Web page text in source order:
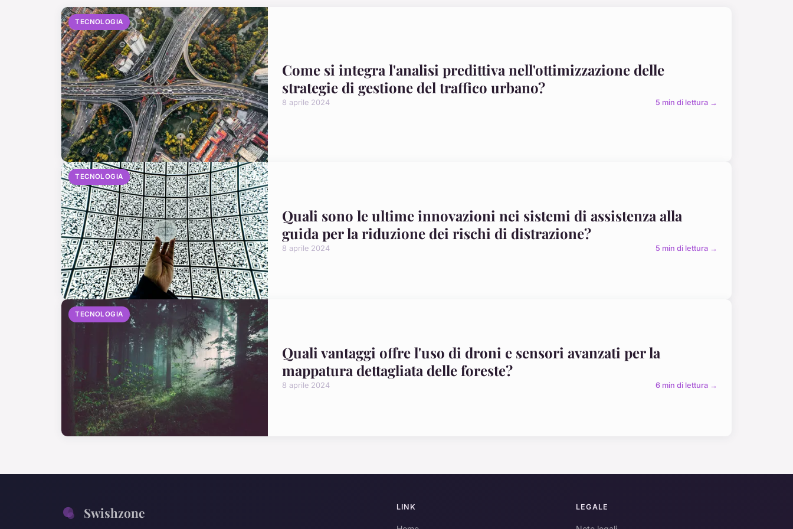
TECNOLOGIA
Come si integra l'analisi predittiva nell'ottimizzazione delle
strategie di gestione del traffico urbano?
8 aprile 2024 5 min di lettura →
TECNOLOGIA
Quali sono le ultime innovazioni nei sistemi di assistenza alla
guida per la riduzione dei rischi di distrazione?
8 aprile 2024 5 min di lettura →
TECNOLOGIA
Quali vantaggi offre l'uso di droni e sensori avanzati per la
mappatura dettagliata delle foreste?
8 aprile 2024 6 min di lettura →
Swishzone LINK LEGALE